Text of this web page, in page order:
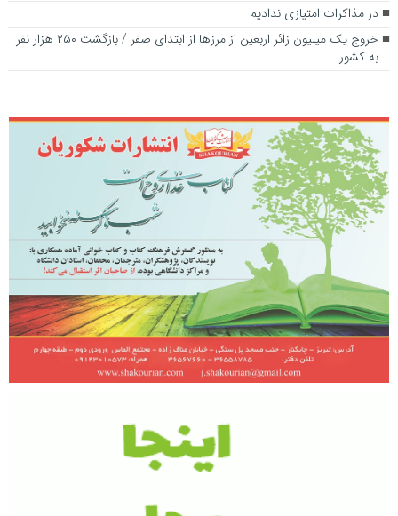
در مذاکرات امتیازی ندادیم
خروج یک میلیون زائر اربعین از مرزها از ابتدای صفر / بازگشت ۲۵۰ هزار نفر
به کشور